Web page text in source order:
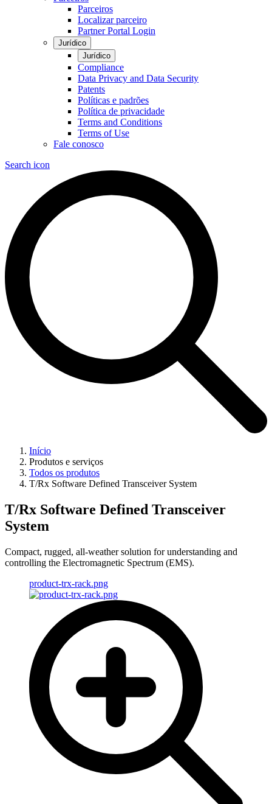
Parceiros
Localizar parceiro
Partner Portal Login
Jurídico
Jurídico
Compliance
Data Privacy and Data Security
Patents
Políticas e padrões
Política de privacidade
Terms and Conditions
Terms of Use
Fale conosco
Search icon
Início
Produtos e serviços
Todos os produtos
T/Rx Software Defined Transceiver System
T/Rx Software Defined Transceiver
System
Compact, rugged, all-weather solution for understanding and
controlling the Electromagnetic Spectrum (EMS).
product-trx-rack.png